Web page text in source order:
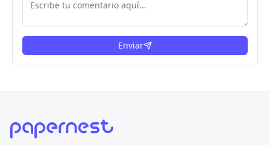
Enviar